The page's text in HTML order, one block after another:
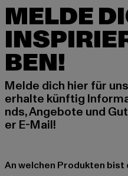
MELDE
BEN!
Melde dich hier für
erhalte künftig
nds, Angebote und
er E-Mail!
An welchen Produkten